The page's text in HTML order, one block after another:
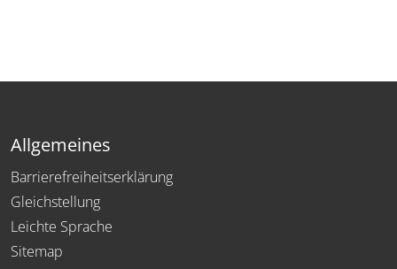
Allgemeines
Barrierefreiheitserklärung
Gleichstellung
Leichte Sprache
Sitemap